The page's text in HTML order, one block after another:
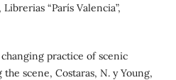
“París Valencia”,
practice of scenic
scene, Costaras, N. y Young,